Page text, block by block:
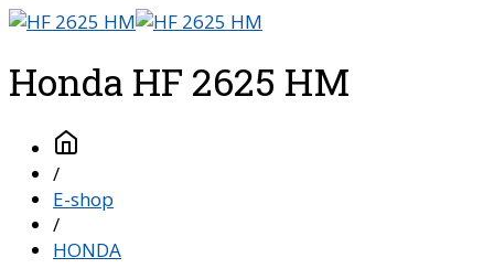
Honda HF 2625 HM
/
E-shop
/
HONDA